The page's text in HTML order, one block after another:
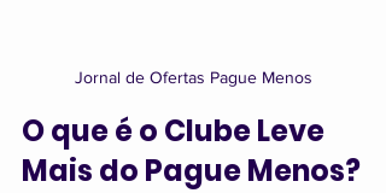
Jornal de Ofertas Pague Menos
O que é o Clube Leve
Mais do Pague Menos?